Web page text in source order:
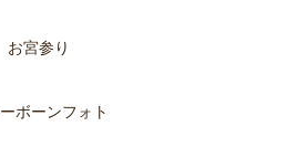
お宮参り
ボーンフォト